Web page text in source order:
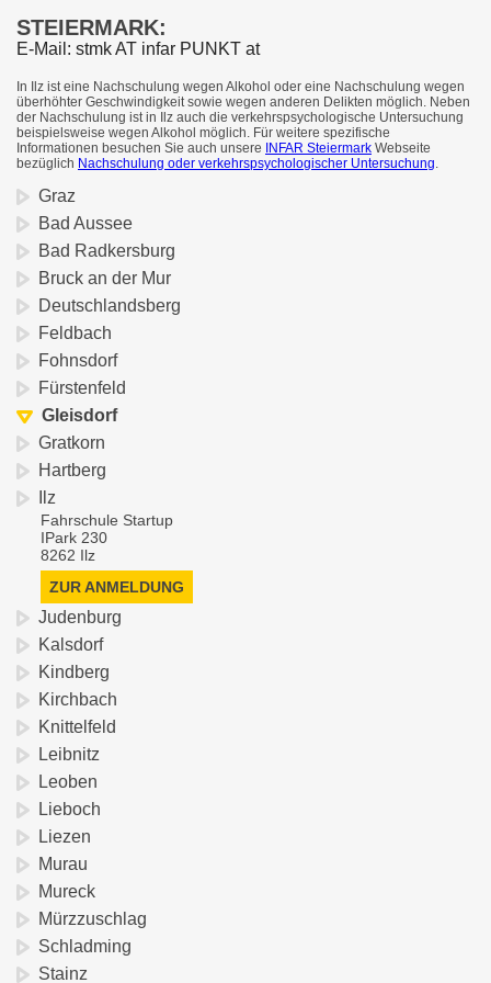
STEIERMARK:
E-Mail: stmk AT infar PUNKT at
In Ilz ist eine Nachschulung wegen Alkohol oder eine Nachschulung wegen
überhöhter Geschwindigkeit sowie wegen anderen Delikten möglich. Neben
der Nachschulung ist in Ilz auch die verkehrspsychologische Untersuchung
beispielsweise wegen Alkohol möglich. Für weitere spezifische
Informationen besuchen Sie auch unsere
INFAR Steiermark Webseite
bezüglich Nachschulung oder verkehrspsychologischer Untersuchung.
Graz
Bad Aussee
Bad Radkersburg
Bruck an der Mur
Deutschlandsberg
Feldbach
Fohnsdorf
Fürstenfeld
Gleisdorf
Gratkorn
Hartberg
Ilz
Fahrschule Startup
IPark 230
8262 Ilz
ZUR ANMELDUNG
Judenburg
Kalsdorf
Kindberg
Kirchbach
Knittelfeld
Leibnitz
Leoben
Lieboch
Liezen
Murau
Mureck
Mürzzuschlag
Schladming
Stainz